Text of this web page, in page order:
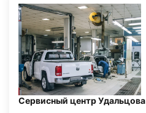
Сервисный центр Удальцова